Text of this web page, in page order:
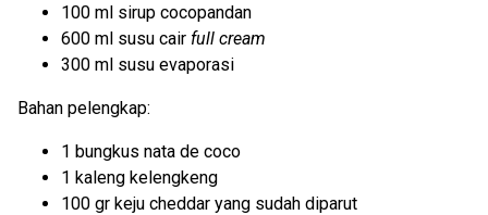
100 ml sirup cocopandan
600 ml susu cair full cream
300 ml susu evaporasi
Bahan pelengkap:
1 bungkus nata de coco
1 kaleng kelengkeng
100 gr keju cheddar yang sudah diparut